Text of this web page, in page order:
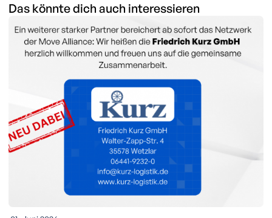
Das könnte dich auch interessieren